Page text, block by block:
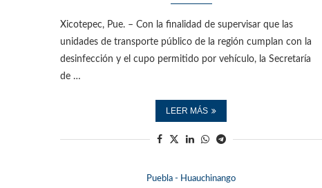
Xicotepec, Pue. – Con la finalidad de supervisar que las
unidades de transporte público de la región cumplan con la
desinfección y el cupo permitido por vehículo, la Secretaría
de …
LEER MÁS
Puebla - Huauchinango